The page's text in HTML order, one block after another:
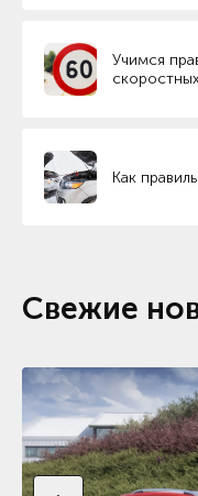
Учимся
Как
Свежие